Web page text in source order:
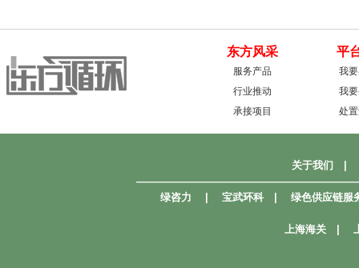
东方风采
服务产品
行业推动
承接项目
平
我
我
处
关于我们
绿咨力
宝武环科 绿色供应链服
上海海关